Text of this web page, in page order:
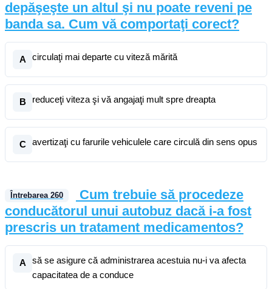
depăşeşte un altul şi nu poate reveni pe
banda sa. Cum vă comportaţi corect?
A circulaţi mai departe cu viteză mărită
B reduceţi viteza şi vă angajaţi mult spre dreapta
C avertizaţi cu farurile vehiculele care circulă din sens opus
Întrebarea 260
Cum trebuie să procedeze
conducătorul unui autobuz dacă i-a fost
prescris un tratament medicamentos?
A
să se asigure că administrarea acestuia nu-i va afecta
capacitatea de a conduce